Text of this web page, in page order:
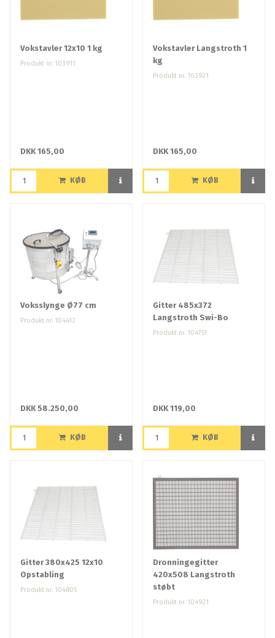
Vokstavler 12x10 1 kg
Produkt nr. 103911
DKK 165,00
KØB
Vokstavler Langstroth 1
kg
Produkt nr. 103921
DKK 165,00
KØB
Voksslynge Ø77 cm
Produkt nr. 104412
DKK 58.250,00
KØB
Gitter 485x372
Langstroth Swi-Bo
Produkt nr. 104751
DKK 119,00
KØB
Gitter 380x425 12x10
Opstabling
Produkt nr. 104805
Dronningegitter
420x508 Langstroth
støbt
Produkt nr. 104921